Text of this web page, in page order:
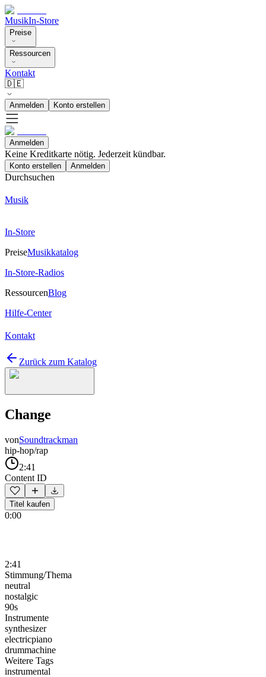
MusikIn-Store
Preise
Ressourcen
Kontakt
🇩🇪
Anmelden Konto erstellen
Anmelden
Keine Kreditkarte nötig. Jederzeit kündbar.
Konto erstellen Anmelden
Durchsuchen
Musik
In-Store
PreiseMusikkatalog
In-Store-Radios
RessourcenBlog
Hilfe-Center
Kontakt
Zurück zum Katalog
Change
vonSoundtrackman
hip-hop/rap
2:41
Content ID
Titel kaufen
0:00
2:41
Stimmung/Thema
neutral
nostalgic
90s
Instrumente
synthesizer
electricpiano
drummachine
Weitere Tags
instrumental